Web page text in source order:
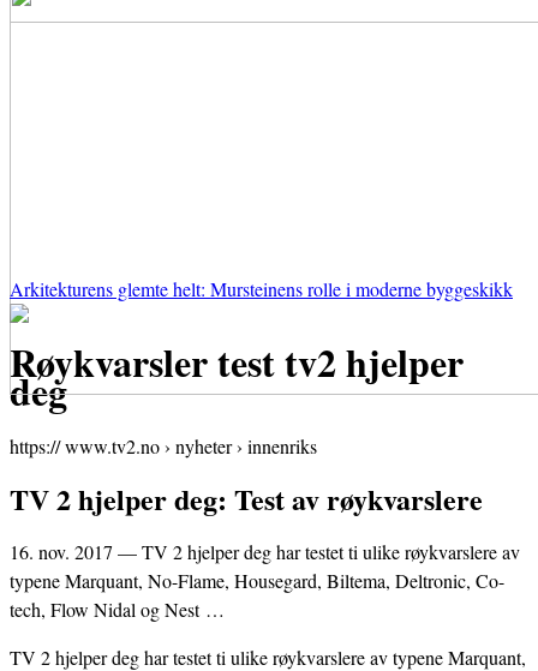
Arkitekturens glemte helt: Mursteinens rolle i moderne byggeskikk
Røykvarsler test tv2 hjelper
deg
https:// www.tv2.no › nyheter › innenriks
TV 2 hjelper deg: Test av røykvarslere
16. nov. 2017 — TV 2 hjelper deg har testet ti ulike røykvarslere av
typene Marquant, No-Flame, Housegard, Biltema, Deltronic, Co-
tech, Flow Nidal og Nest …
TV 2 hjelper deg har testet ti ulike røykvarslere av typene Marquant,